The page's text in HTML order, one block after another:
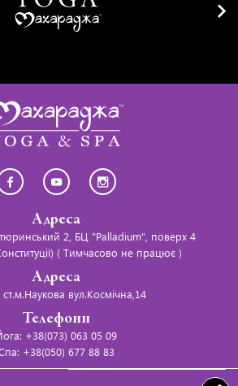
Адреса
2, БЦ "Palladium", поверх 4
( Тимчасово не працює )
Адреса
ст.м.Наукова вул.Космічна,14
Телефони
+38(073) 063 05 09
+38(050) 677 88 83